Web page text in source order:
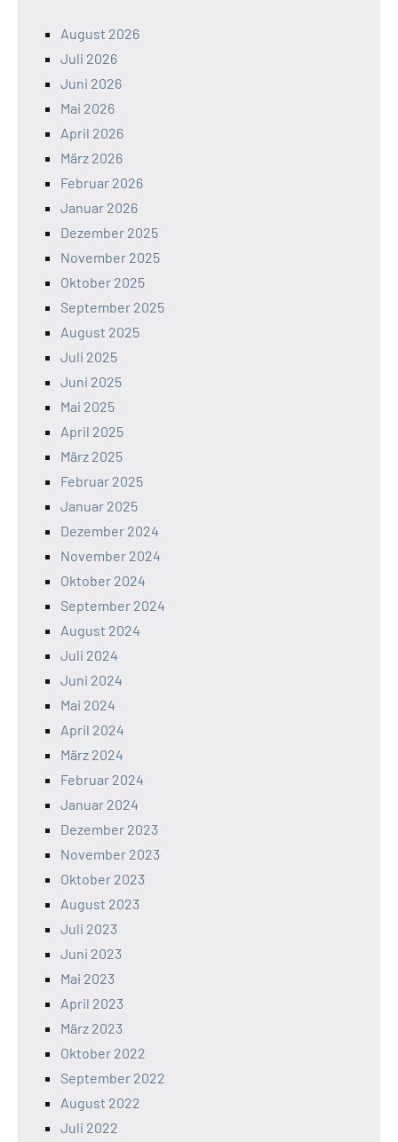
August 2026
Juli 2026
Juni 2026
Mai 2026
April 2026
März 2026
Februar 2026
Januar 2026
Dezember 2025
November 2025
Oktober 2025
September 2025
August 2025
Juli 2025
Juni 2025
Mai 2025
April 2025
März 2025
Februar 2025
Januar 2025
Dezember 2024
November 2024
Oktober 2024
September 2024
August 2024
Juli 2024
Juni 2024
Mai 2024
April 2024
März 2024
Februar 2024
Januar 2024
Dezember 2023
November 2023
Oktober 2023
August 2023
Juli 2023
Juni 2023
Mai 2023
April 2023
März 2023
Oktober 2022
September 2022
August 2022
Juli 2022